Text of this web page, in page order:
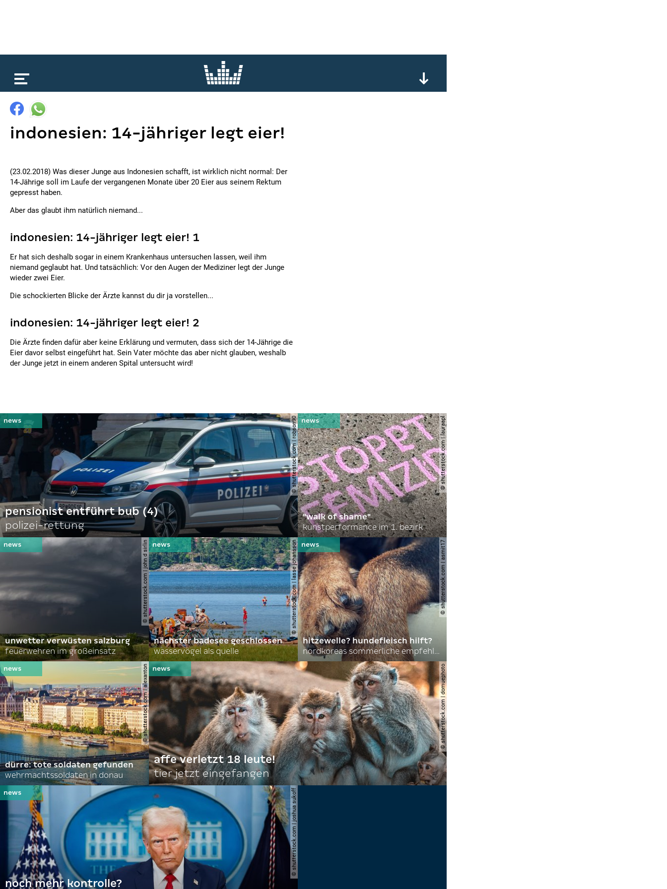
indonesien: 14-jähriger legt eier!
(23.02.2018) Was dieser Junge aus Indonesien schafft, ist wirklich nicht normal: Der
14-Jährige soll im Laufe der vergangenen Monate über 20 Eier aus seinem Rektum
gepresst haben.
Aber das glaubt ihm natürlich niemand...
indonesien: 14-jähriger legt eier! 1
Er hat sich deshalb sogar in einem Krankenhaus untersuchen lassen, weil ihm
niemand geglaubt hat. Und tatsächlich: Vor den Augen der Mediziner legt der Junge
wieder zwei Eier.
Die schockierten Blicke der Ärzte kannst du dir ja vorstellen...
indonesien: 14-jähriger legt eier! 2
Die Ärzte finden dafür aber keine Erklärung und vermuten, dass sich der 14-Jährige die
Eier davor selbst eingeführt hat. Sein Vater möchte das aber nicht glauben, weshalb
der Junge jetzt in einem anderen Spital untersucht wird!
© shutterstock.com | robson90
pensionist entführt bub (4)
polizei-rettung
© shutterstock.com | lauraapl
"walk of shame"
kunstperformance im 1. bezirk
© shutterstock.com | john d sirlin
unwetter verwüsten salzburg
feuerwehren im großeinsatz
© shutterstock.com | lasse johansson
nächster badesee geschlossen
wasservögel als quelle
© shutterstock.com | asmit17
hitzewelle? hundefleisch hilft?
nordkoreas sommerliche empfehlungen
© shutterstock.com | alexanton
dürre: tote soldaten gefunden
wehrmachtssoldaten in donau
© shutterstock.com | domuephoto
affe verletzt 18 leute!
tier jetzt eingefangen
© shutterstock.com | joshua sukoff
noch mehr kontrolle?